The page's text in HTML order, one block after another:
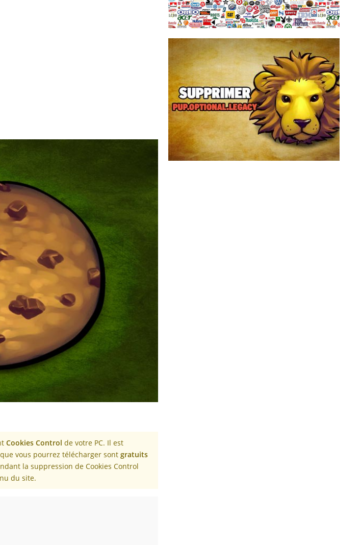
Cookies Control de votre PC. Il est
vous pourrez télécharger sont gratuits
la suppression de Cookies Control
du site.
La publicité sur internet agace près de 8
Français sur 10. Pour échapper à la pub, à la
PUP.Optional.Legacy est une détection
générique d’Adwcleaner qui peuvent être
affichée durant le scan de votre ordinateur.
Derrière PUP.Optional.Legacy se cache es
logiciels potentiellement indésirables qui sont
proposés à l’installation de set...
Supprimer PUP.Optional.Legacy